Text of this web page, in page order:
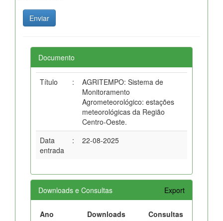
Documento
Título :
AGRITEMPO: Sistema de
Monitoramento
Agrometeorológico: estações
meteorológicas da Região
Centro-Oeste.
Data
entrada
: 22-08-2025
Downloads e Consultas Export
Ano Downloads
Consultas